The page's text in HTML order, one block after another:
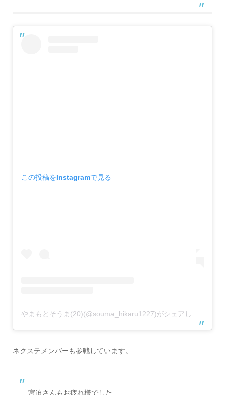
この投稿をInstagramで見る
ネクステメンバーも参戦しています。
宮迫さんもお疲れ様でした